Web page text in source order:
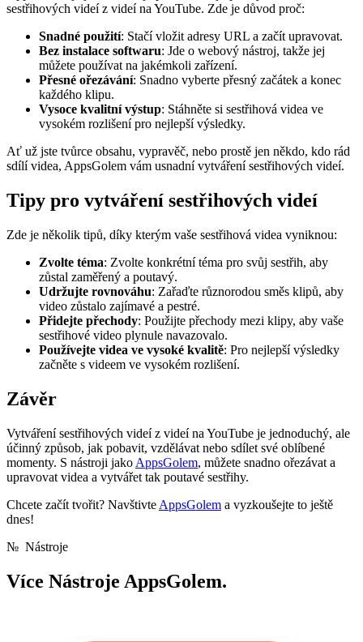
sestřihových videí z videí na YouTube. Zde je důvod proč:
Snadné použití: Stačí vložit adresy URL a začít upravovat.
Bez instalace softwaru: Jde o webový nástroj, takže jej
můžete používat na jakémkoli zařízení.
Přesné ořezávání: Snadno vyberte přesný začátek a konec
každého klipu.
Vysoce kvalitní výstup: Stáhněte si sestřihová videa ve
vysokém rozlišení pro nejlepší výsledky.
Ať už jste tvůrce obsahu, vypravěč, nebo prostě jen někdo, kdo rád
sdílí videa, AppsGolem vám usnadní vytváření sestřihových videí.
Tipy pro vytváření sestřihových videí
Zde je několik tipů, díky kterým vaše sestřihová videa vyniknou:
Zvolte téma: Zvolte konkrétní téma pro svůj sestřih, aby
zůstal zaměřený a poutavý.
Udržujte rovnováhu: Zařaďte různorodou směs klipů, aby
video zůstalo zajímavé a pestré.
Přidejte přechody: Použijte přechody mezi klipy, aby vaše
sestřihové video plynule navazovalo.
Používejte videa ve vysoké kvalitě: Pro nejlepší výsledky
začněte s videem ve vysokém rozlišení.
Závěr
Vytváření sestřihových videí z videí na YouTube je jednoduchý, ale
účinný způsob, jak pobavit, vzdělávat nebo sdílet své oblíbené
momenty. S nástroji jako AppsGolem, můžete snadno ořezávat a
upravovat videa a vytvářet tak poutavé sestřihy.
Chcete začít tvořit? Navštivte AppsGolem a vyzkoušejte to ještě
dnes!
№ Nástroje
Více Nástroje AppsGolem.